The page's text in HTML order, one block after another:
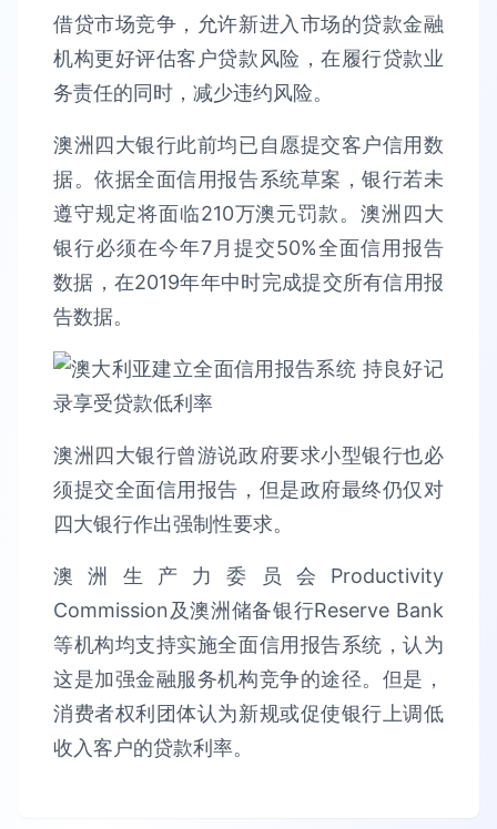
借贷市场竞争，允许新进入市场的贷款金融
机构更好评估客户贷款风险，在履行贷款业
务责任的同时，减少违约风险。
澳洲四大银行此前均已自愿提交客户信用数
据。依据全面信用报告系统草案，银行若未
遵守规定将面临210万澳元罚款。澳洲四大
银行必须在今年7月提交50%全面信用报告
数据，在2019年年中时完成提交所有信用报
告数据。
澳洲四大银行曾游说政府要求小型银行也必
须提交全面信用报告，但是政府最终仍仅对
四大银行作出强制性要求。
澳洲生产力委员会Productivity
Commission及澳洲储备银行Reserve Bank
等机构均支持实施全面信用报告系统，认为
这是加强金融服务机构竞争的途径。但是，
消费者权利团体认为新规或促使银行上调低
收入客户的贷款利率。